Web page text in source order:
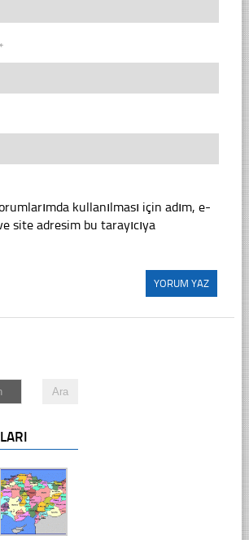
*
kullanılması için adım, e-
site adresim bu tarayıcıya